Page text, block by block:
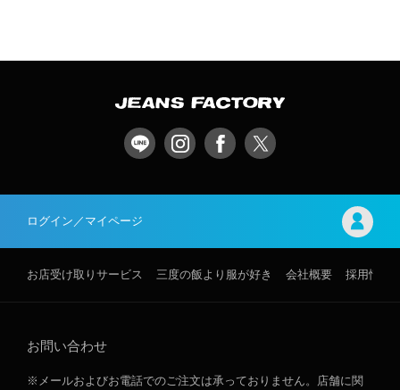
ログイン／マイページ
お店受け取りサービス 三度の飯より服が好き 会社概要 採用情報
お問い合わせ
※メールおよびお電話でのご注文は承っておりません。店舗に関